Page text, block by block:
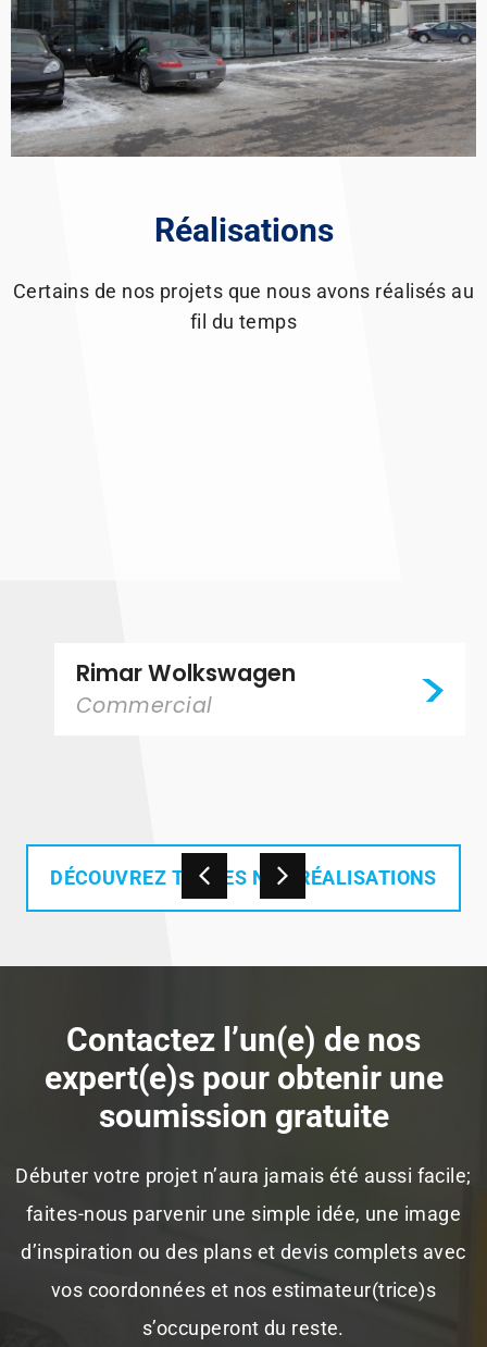
Réalisations
Certains de nos projets que nous avons réalisés au
fil du temps
Zarra Ottawa
Commercial
DÉCOUVREZ TOUTES NOS RÉALISATIONS
Contactez l’un(e) de nos
expert(e)s pour obtenir une
soumission gratuite
Débuter votre projet n’aura jamais été aussi facile;
faites-nous parvenir une simple idée, une image
d’inspiration ou des plans et devis complets avec
vos coordonnées et nos estimateur(trice)s
s’occuperont du reste.